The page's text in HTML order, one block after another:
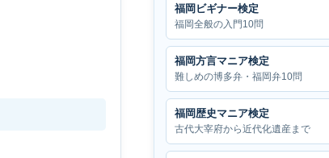
福岡ビギナー検定
福岡全般の入門10問
福岡方言マニア検定
難しめの博多弁・福岡弁10問
福岡歴史マニア検定
古代大宰府から近代化遺産まで